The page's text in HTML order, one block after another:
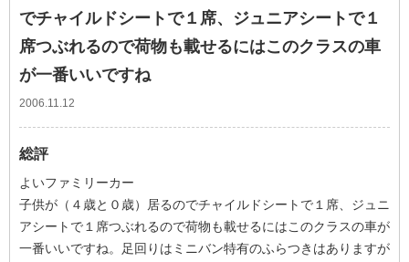
でチャイルドシートで１席、ジュニアシートで１
席つぶれるので荷物も載せるにはこのクラスの車
が一番いいですね
2006.11.12
総評
よいファミリーカー
子供が（４歳と０歳）居るのでチャイルドシートで１席、ジュニ
アシートで１席つぶれるので荷物も載せるにはこのクラスの車が
一番いいですね。足回りはミニバン特有のふらつきはありますが